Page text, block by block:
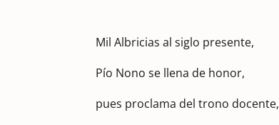
Mil Albricias al siglo presente,
Pío Nono se llena de honor,
pues proclama del trono docente,